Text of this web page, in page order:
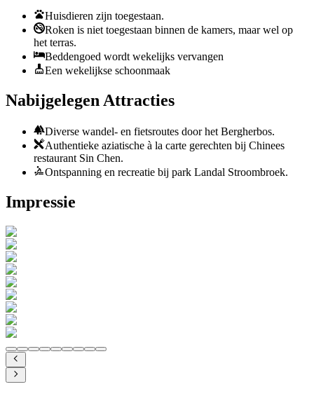
Huisdieren zijn toegestaan.
Roken is niet toegestaan binnen de kamers, maar wel op
het terras.
Beddengoed wordt wekelijks vervangen
Een wekelijkse schoonmaak
Nabijgelegen Attracties
Diverse wandel- en fietsroutes door het Bergherbos.
Authentieke aziatische à la carte gerechten bij Chinees
restaurant Sin Chen.
Ontspanning en recreatie bij park Landal Stroombroek.
Impressie